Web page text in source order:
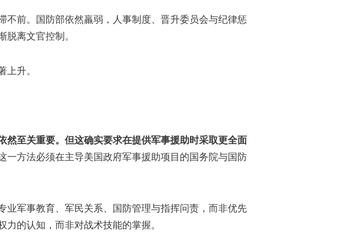
不前。国防部依然羸弱，人事制度、晋升委员会与纪律惩
离文官控制。
升。
然至关重要。但这确实要求在提供军事援助时采取更全面
一方法必须在主导美国政府军事援助项目的国务院与国防
军事教育、军民关系、国防管理与指挥问责，而非优先
的认知，而非对战术技能的掌握。